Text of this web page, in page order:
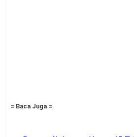
= Baca Juga =